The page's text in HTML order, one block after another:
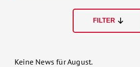
FILTER
Keine News für August.